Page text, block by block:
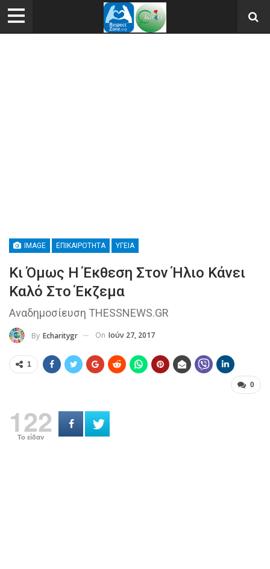
IMAGE ΕΠΙΚΑΙΡΌΤΗΤΑ ΥΓΕΊΑ
Κι Όμως Η Έκθεση Στον Ήλιο Κάνει
Καλό Στο Έκζεμα
Αναδημοσίευση THESSNEWS.GR
By Echaritygr On Ιούν 27, 2017
1
0
122
Το είδαν